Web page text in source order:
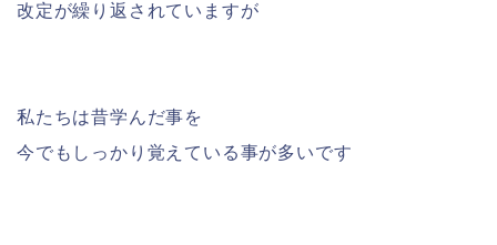
改定が繰り返されていますが
私たちは昔学んだ事を
今でもしっかり覚えている事が多いです